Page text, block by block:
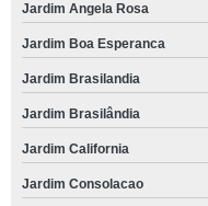
Jardim Angela Rosa
Jardim Boa Esperanca
Jardim Brasilandia
Jardim Brasilândia
Jardim California
Jardim Consolacao